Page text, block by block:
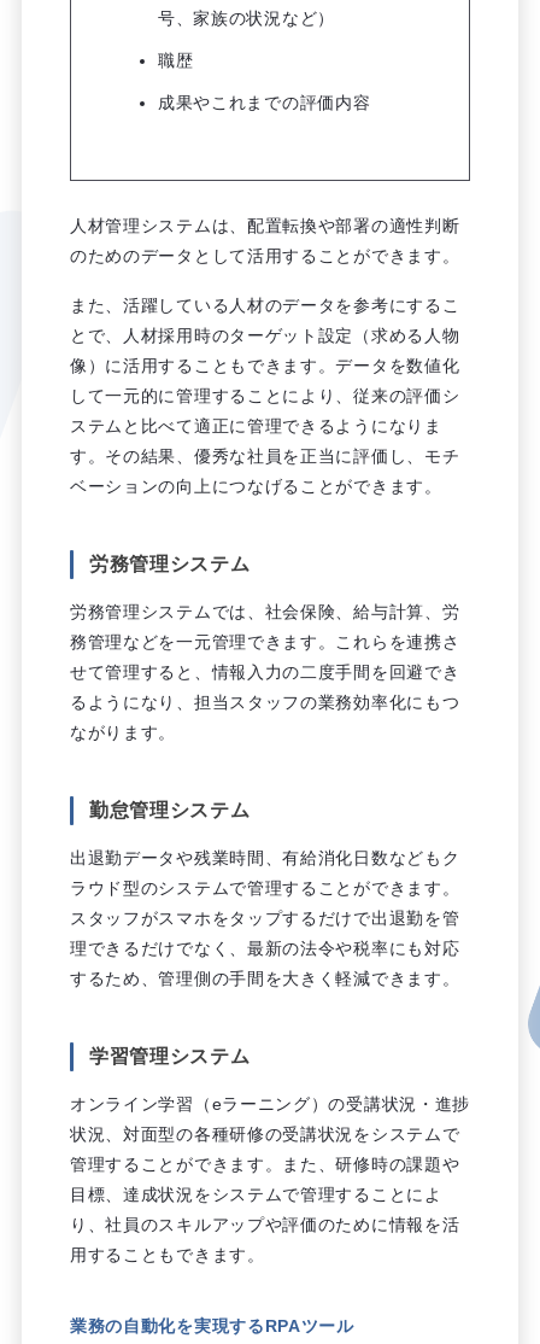
号、家族の状況など）
職歴
成果やこれまでの評価内容
人材管理システムは、配置転換や部署の適性判断
のためのデータとして活用することができます。
また、活躍している人材のデータを参考にするこ
とで、人材採用時のターゲット設定（求める人物
像）に活用することもできます。データを数値化
して一元的に管理することにより、従来の評価シ
ステムと比べて適正に管理できるようになりま
す。その結果、優秀な社員を正当に評価し、モチ
ベーションの向上につなげることができます。
労務管理システム
労務管理システムでは、社会保険、給与計算、労
務管理などを一元管理できます。これらを連携さ
せて管理すると、情報入力の二度手間を回避でき
るようになり、担当スタッフの業務効率化にもつ
ながります。
勤怠管理システム
出退勤データや残業時間、有給消化日数などもク
ラウド型のシステムで管理することができます。
スタッフがスマホをタップするだけで出退勤を管
理できるだけでなく、最新の法令や税率にも対応
するため、管理側の手間を大きく軽減できます。
学習管理システム
オンライン学習（eラーニング）の受講状況・進捗
状況、対面型の各種研修の受講状況をシステムで
管理することができます。また、研修時の課題や
目標、達成状況をシステムで管理することによ
り、社員のスキルアップや評価のために情報を活
用することもできます。
業務の自動化を実現するRPAツール